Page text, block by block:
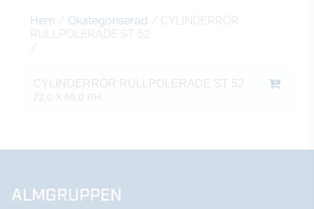
Hem / Okategoriserad / CYLINDERRÖR
RULLPOLERADE ST 52
/
CYLINDERRÖR RULLPOLERADE ST 52
72,0 X 60,0 RH
ALMGRUPPEN